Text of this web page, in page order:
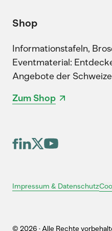
Shop
Informationstafeln,
Eventmaterial:
Angebote der
Zum Shop
Impressum & Datenschutz
© 2026 · Alle Rechte